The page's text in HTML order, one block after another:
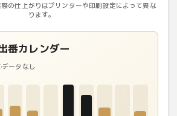
の仕上がりはプリンターや印刷設定によって異な
ります。
番カレンダー
データなし